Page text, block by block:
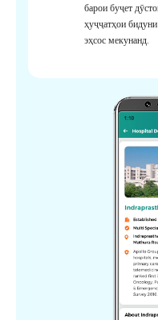
барои буҷет
ҳуҷҷатҳои
эҳсос мекунанд.